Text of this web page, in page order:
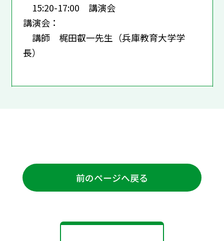
15:20-17:00 講演会
講演会：
講師 梶田叡一先生（兵庫教育大学学
長）
前のページへ戻る